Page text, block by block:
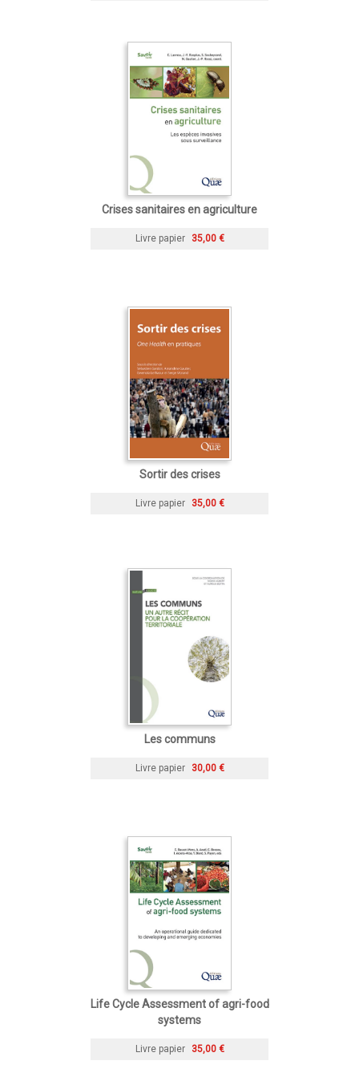
Crises sanitaires en agriculture
Livre papier 35,00 €
Sortir des crises
Livre papier 35,00 €
Les communs
Livre papier 30,00 €
Life Cycle Assessment of agri-food
systems
Livre papier 35,00 €